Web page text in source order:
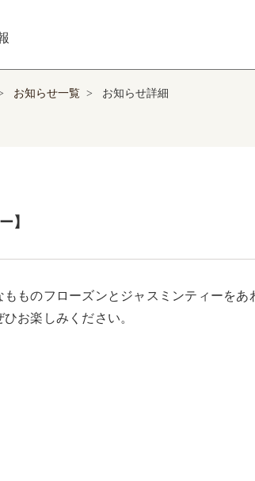
お知らせ一覧 > お知らせ詳細
】
もものフローズンとジャスミンティーを
ひお楽しみください。